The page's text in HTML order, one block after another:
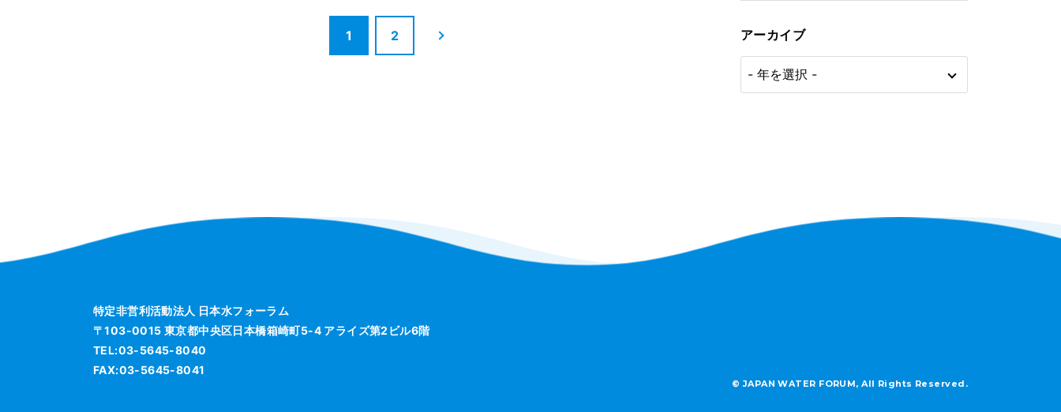
1 2 次へ アーカイブ
特定非営利活動法人 日本水フォーラム
〒103-0015 東京都中央区日本橋箱崎町5-4 アライズ第2ビル6階
TEL:03-5645-8040
FAX:03-5645-8041
© JAPAN WATER FORUM, All Rights Reserved.